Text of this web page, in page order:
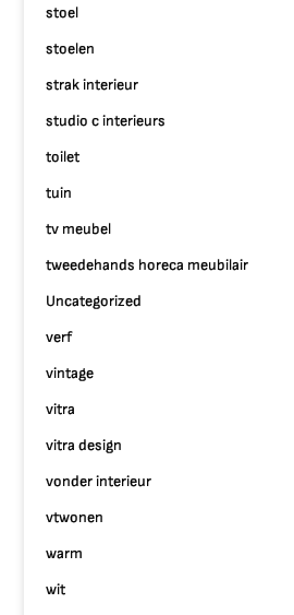
stoel
stoelen
strak interieur
studio c interieurs
toilet
tuin
tv meubel
tweedehands horeca meubilair
Uncategorized
verf
vintage
vitra
vitra design
vonder interieur
vtwonen
warm
wit